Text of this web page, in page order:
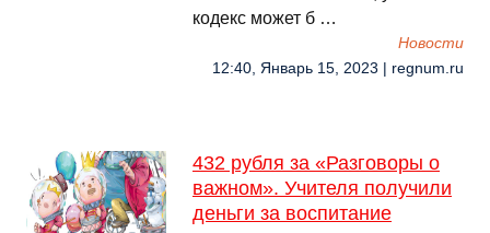
кодекс может б …
Новости
12:40, Январь 15, 2023 | regnum.ru
432 рубля за «Разговоры о
важном». Учителя получили
деньги за воспитание